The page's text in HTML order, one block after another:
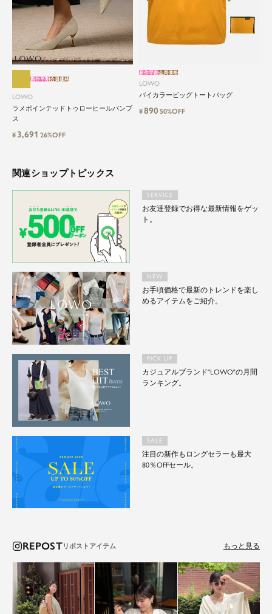
毎日のコーデに、ちょっとした変化を。いつもの
自分に、ちょっとした彩りを。
LOWOは、頑張りすぎないおしゃれを応援しま
す。
LOWO
ラメポインテッドトゥローヒールパンプ
ス
新作早割会員価格
¥ 3,691 26%OFF
LOWO
バイカラービッグトートバッグ
新作早割会員価格
¥89050%OFF
関連ショップトピックス
SERVICE
お友達登録でお得な最新情報をゲッ
ト。
NEW
お手頃価格で最新のトレンドを楽し
めるアイテムをご紹介。
PICK UP
カジュアルブランド"LOWO"の月間
ランキング。
SALE
注目の新作もロングセラーも最大
80％OFFセール。
REPOST もっと見る